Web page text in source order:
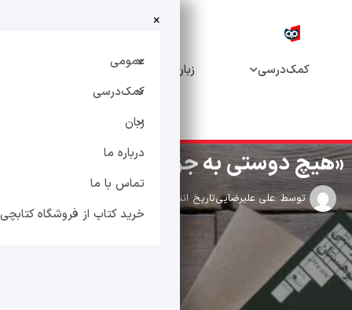
زبان
تماس
عمومی
درباره ما
خرید کتاب از فروشگاه کتابچی
به جز کوهستان» نیست!
: علی علیرضاییتاریخ انتشار : آبان 28, 1400